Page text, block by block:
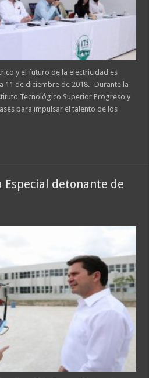
y el futuro de la electricidad es
11 de diciembre de 2018.- Durante la
Tecnológico Superior Progreso y
para impulsar el talento de los
Especial detonante de